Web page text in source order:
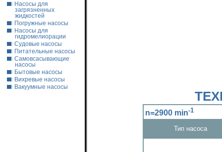
Насосы для
загрязненных
жидкостей
Погружные насосы
Насосы для
гидромелиорации
Судовые насосы
Питательные насосы
Самовсасывающие
насосы
Бытовые насосы
Вихревые насосы
Вакуумные насосы
n=2900 min-1
Тип насоса